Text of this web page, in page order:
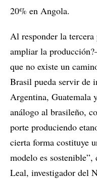
20% en Angola.
Al responder la tercera
ampliar la
que no existe un
Brasil pueda servir de
Argentina, Guatemala
análogo al brasileño,
porte produciendo
cierta forma costituye
modelo es
Leal, investigador del